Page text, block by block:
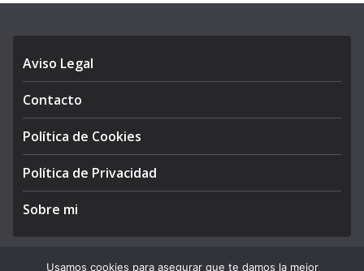
Aviso Legal
Contacto
Política de Cookies
Política de Privacidad
Sobre mi
Usamos cookies para asegurar que te damos la mejor